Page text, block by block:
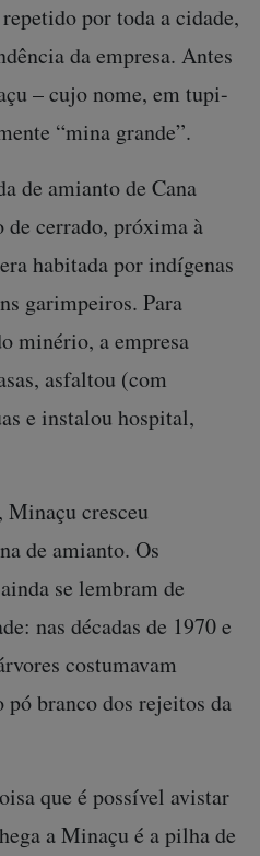
por toda a cidade,
da empresa. Antes
– cujo nome, em tupi-
“mina grande”.
de amianto de Cana
de cerrado, próxima à
habitada por indígenas
garimpeiros. Para
minério, a empresa
asfaltou (com
e instalou hospital,
cresceu
de amianto. Os
se lembram de
nas décadas de 1970 e
costumavam
pó branco dos rejeitos da
que é possível avistar
a Minaçu é a pilha de